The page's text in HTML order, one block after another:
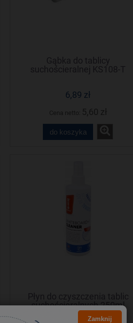
Gąbka do tablicy
suchościeralnej KS108-T
6,89 zł
do koszyka
Płyn do czyszczenia tablic
suchościeralnych 250ml
MP001 MEMOBE
Zamknij